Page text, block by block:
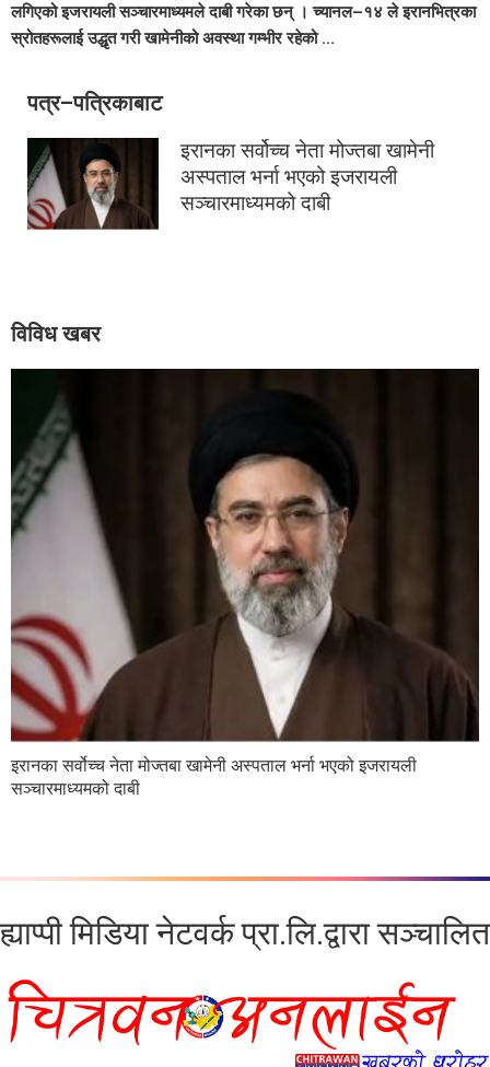
लगिएको इजरायली सञ्चारमाध्यमले दाबी गरेका छन् । च्यानल–१४ ले इरानभित्रका
स्रोतहरूलाई उद्धृत गरी खामेनीको अवस्था गम्भीर रहेको ...
पत्र–पत्रिकाबाट
इरानका सर्वोच्च नेता मोज्तबा खामेनी
अस्पताल भर्ना भएको इजरायली
सञ्चारमाध्यमको दाबी
विविध खबर
इरानका सर्वोच्च नेता मोज्तबा खामेनी अस्पताल भर्ना भएको इजरायली
सञ्चारमाध्यमको दाबी
ह्याप्पी मिडिया नेटवर्क प्रा.लि.द्वारा सञ्चालित